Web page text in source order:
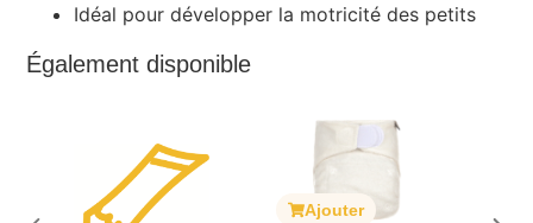
Idéal pour développer la motricité des petits
Également disponible
Ajouter